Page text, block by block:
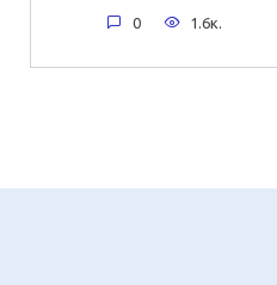
0 1.6к.